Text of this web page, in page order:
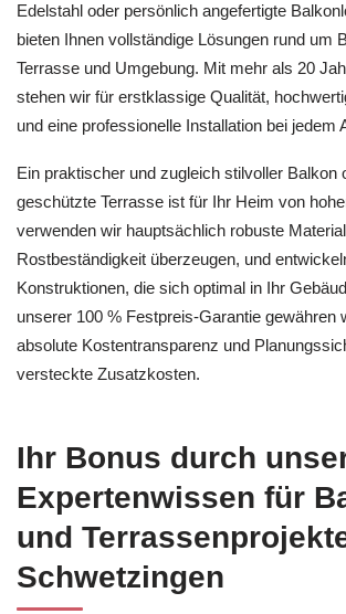
Edelstahl oder persönlich angefertigte
bieten Ihnen vollständige Lösungen rund um
Terrasse und Umgebung. Mit mehr als 20
stehen wir für erstklassige Qualität,
und eine professionelle Installation bei jedem
Ein praktischer und zugleich stilvoller Balkon
geschützte Terrasse ist für Ihr Heim von
verwenden wir hauptsächlich robuste
Rostbeständigkeit überzeugen, und
Konstruktionen, die sich optimal in Ihr
unserer 100 % Festpreis-Garantie gewähren
absolute Kostentransparenz und
versteckte Zusatzkosten.
Ihr Bonus durch
Expertenwissen für
und
Schwetzingen